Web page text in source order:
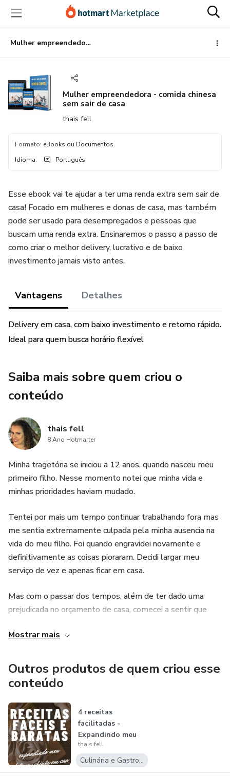
para
conteúdo
principal
para
pagamento
para
rodapé
Mulher empreendedora - comida chinesa sem sair de casa
Mulher empreendedora - comida chinesa
sem sair de casa
thais fell
Formato: eBooks ou Documentos
Idioma: Português
Esse ebook vai te ajudar a ter uma renda extra sem sair de
casa! Focado em mulheres e donas de casa, mas também
pode ser usado para desempregados e pessoas que
buscam uma renda extra. Ensinaremos o passo a passo de
como criar o melhor delivery, lucrativo e de baixo
investimento jamais visto antes.
Vantagens Detalhes
Delivery em casa, com baixo investimento e retorno rápido.
Ideal para quem busca horário flexível
Saiba mais sobre quem criou o
conteúdo
thais fell
8 Ano Hotmarter
Minha tragetória se iniciou a 12 anos, quando nasceu meu
primeiro filho. Nesse momento notei que minha vida e
minhas prioridades haviam mudado.
Tentei por mais um tempo continuar trabalhando fora mas
me sentia extremamente culpada pela minha ausencia na
vida do meu filho. Foi quando engravidei novamente e
definitivamente as coisas pioraram. Decidi largar meu
serviço de vez e apenas ficar em casa.
Mas com o passar dos tempos, além de ter dado uma
prejudicada no orçamento de casa, comecei a sentir que
me deixava em paz, rs!
Foi então que comecei a trabalhar com vendas e aí veio a
brilhante idéia..
Mas se quer saber mais, não posso contar tudo por aqui né
😋.
Conheça nosso ebook ❤
Mostrar mais
Outros produtos de quem criou esse
conteúdo
4 receitas
facilitadas -
Expandindo meu
delivery chinês em
c...
thais fell
Culinária e Gastronomia